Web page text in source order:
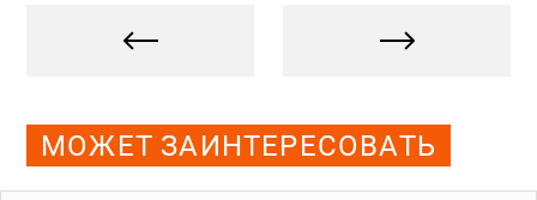
МОЖЕТ ЗАИНТЕРЕСОВАТЬ